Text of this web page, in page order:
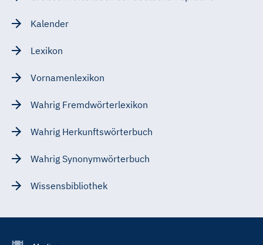
Kalender
Lexikon
Vornamenlexikon
Wahrig Fremdwörterlexikon
Wahrig Herkunftswörterbuch
Wahrig Synonymwörterbuch
Wissensbibliothek